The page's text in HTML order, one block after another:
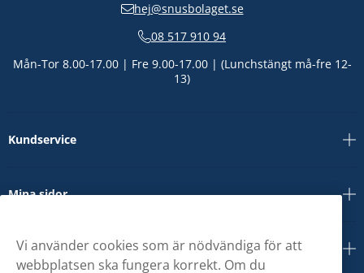
hej@snusbolaget.se
08 517 910 94
Mån-Tor 8.00-17.00 | Fre 9.00-17.00 | (Lunchstängt må-fre 12-
13)
Kundservice
Mina sidor
Om oss
Vi använder cookies som är nödvändiga för att
webbplatsen ska fungera korrekt. Om du